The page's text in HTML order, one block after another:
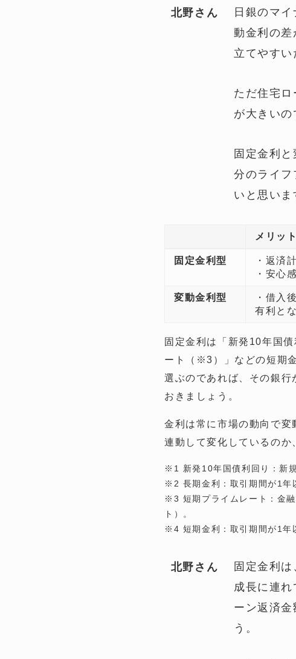
北野さん
日銀のマ
動金利の
立てやすい
ただ住宅
が大きいの
固定金利
分のライフ
いと思いま
メリット
固定金利型
・返済
・安心
変動金利型
・借入
有利と
固定金利は「新発10年国
ート（※3）」などの短期
選ぶのであれば、その銀行
おきましょう。
金利は常に市場の動向で
連動して変化しているのか
※1 新発10年国債利回り：新
※2 長期金利：取引期間が1年
※3 短期プライムレート：金
ト）。
※4 短期金利：取引期間が1年
北野さん
固定金利
成長に連
ーン返済
う。